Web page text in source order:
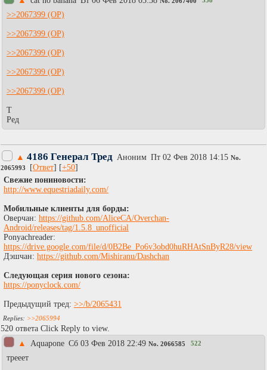
>>2067399
>>2067399
>>2067399
>>2067399
>>2067399
Т
Ред
▲ 4186 Генерал Тред Аноним Пт 02 Фев 2018 14:15 No.
2065993
[Ответ] [+50]
Свежие пониновости:
http://www.equestriadaily.com/
Мобильные клиенты для борды:
Оверчан: https://github.com/AliceCA/Overchan-
Android/releases/tag/1.5.8_unofficial
Ponyachreader:
https://drive.google.com/file/d/0B2Be_Po6v3obd0huRHAtSnByR28/view
Дэшчан: https://github.com/Mishiranu/Dashchan
Следующая серия нового сезона:
https://ponyclock.com/
Предыдущий тред: >>/b/2065431
>>2065994
520 ответа Click Reply to view.
▲
Aquapone Сб 03 Фев 2018 22:49 No. 2066585 522
трееет